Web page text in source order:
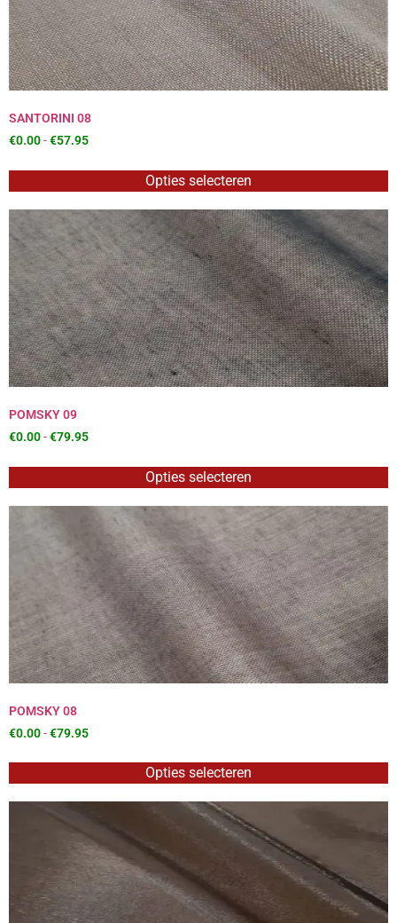
SANTORINI 08
€0.00-€57.95
Opties selecteren
POMSKY 09
€0.00-€79.95
Opties selecteren
POMSKY 08
€0.00-€79.95
Opties selecteren